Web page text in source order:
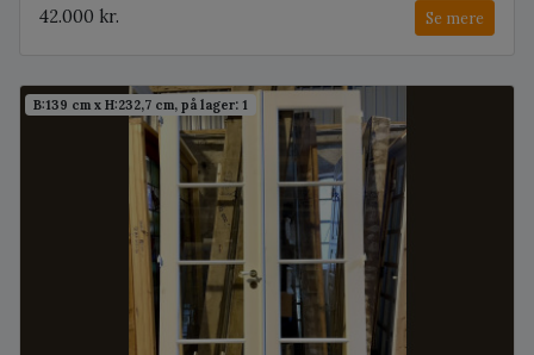
42.000 kr.
Se mere
B:139 cm x H:232,7 cm, på lager: 1